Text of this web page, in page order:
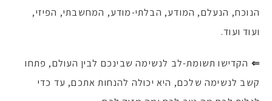
הנוכח, הנעלם, המודע, הבלתי-מודע, המחשבתי, הפיזי,
ועוד ועוד.
⇐ הקדישו תשומת-לב לנשימה שבינכם לבין העולם, פתחו
קשב לנשימה שלכם, היא יכולה להנחות אתכם, עד כדי